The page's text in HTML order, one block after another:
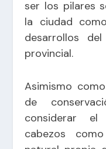
ser los pilares
la ciudad
desarrollos
provincial.
Asimismo
de
considerar
cabezos